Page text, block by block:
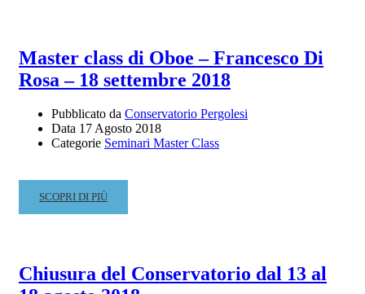
PIANI
DI
INDIVIDUALI
A.A.
2018-
Master class di Oboe – Francesco Di
Rosa – 18 settembre 2018
Pubblicato da Conservatorio Pergolesi
Data 17 Agosto 2018
Categorie Seminari Master Class
READ
MORE
DI
SCOPRI DI PIÙ
Chiusura del Conservatorio dal 13 al